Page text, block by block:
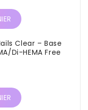
Clear – Base
Di-HEMA Free